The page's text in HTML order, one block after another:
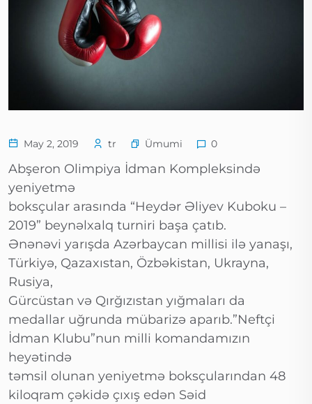
May 2, 2019 tr Ümumi 0
Abşeron Olimpiya İdman Kompleksində
yeniyetmə
boksçular arasında “Heydər Əliyev Kuboku –
2019” beynəlxalq turniri başa çatıb.
Ənənəvi yarışda Azərbaycan millisi ilə yanaşı,
Türkiyə, Qazaxıstan, Özbəkistan, Ukrayna,
Rusiya,
Gürcüstan və Qırğızıstan yığmaları da
medallar uğrunda mübarizə aparıb.”Neftçi
İdman Klubu”nun milli komandamızın
heyətində
təmsil olunan yeniyetmə boksçularından 48
kiloqram çəkidə çıxış edən Səid